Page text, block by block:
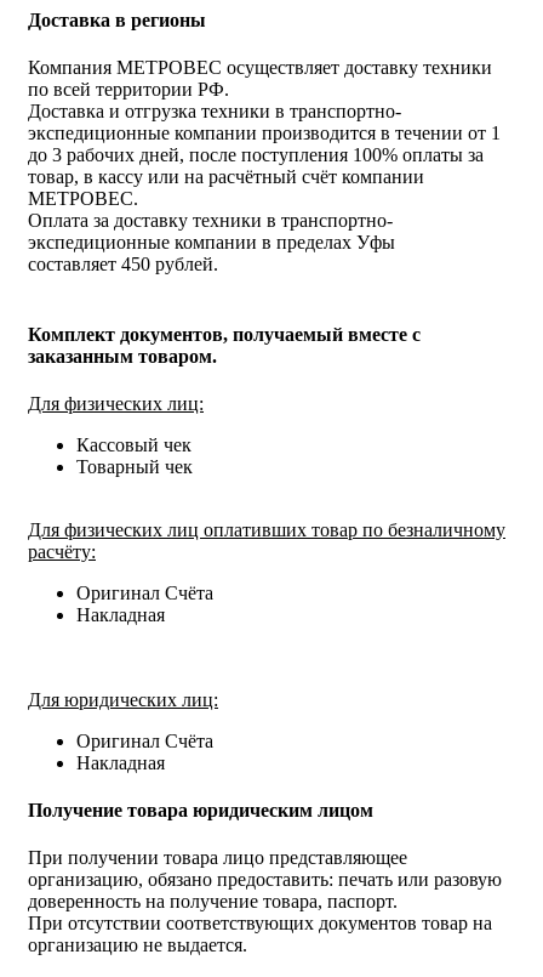
Доставка в регионы
Компания МЕТРОВЕС осуществляет доставку техники
по всей территории РФ.
Доставка и отгрузка техники в транспортно-
экспедиционные компании производится в течении от 1
до 3 рабочих дней, после поступления 100% оплаты за
товар, в кассу или на расчётный счёт компании
МЕТРОВЕС.
Оплата за доставку техники в транспортно-
экспедиционные компании в пределах Уфы
составляет 450 рублей.
Комплект документов, получаемый вместе с
заказанным товаром.
Для физических лиц:
Кассовый чек
Товарный чек
Для физических лиц оплативших товар по безналичному
расчёту:
Оригинал Счёта
Накладная
Для юридических лиц:
Оригинал Счёта
Накладная
Получение товара юридическим лицом
При получении товара лицо представляющее
организацию, обязано предоставить: печать или разовую
доверенность на получение товара, паспорт.
При отсутствии соответствующих документов товар на
организацию не выдается.